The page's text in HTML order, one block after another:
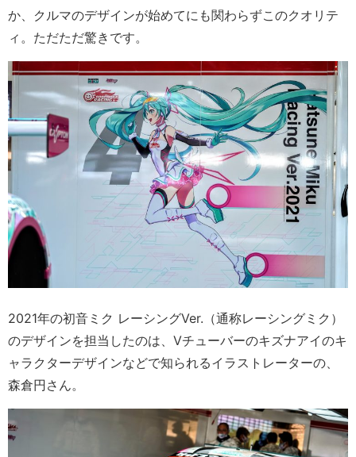
か、クルマのデザインが始めてにも関わらずこのクオリテ
ィ。ただただ驚きです。
2021年の初音ミク レーシングVer.（通称レーシングミク）
のデザインを担当したのは、Vチューバーのキズナアイのキ
ャラクターデザインなどで知られるイラストレーターの、
森倉円さん。